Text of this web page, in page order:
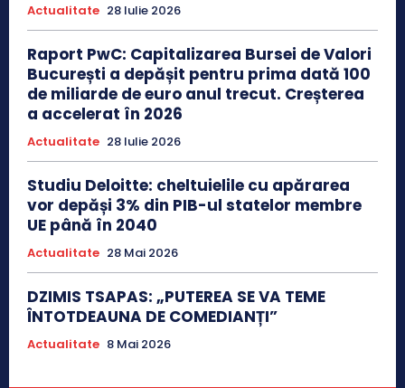
Actualitate 28 Iulie 2026
Raport PwC: Capitalizarea Bursei de Valori
București a depășit pentru prima dată 100
de miliarde de euro anul trecut. Creșterea
a accelerat în 2026
Actualitate 28 Iulie 2026
Studiu Deloitte: cheltuielile cu apărarea
vor depăși 3% din PIB-ul statelor membre
UE până în 2040
Actualitate 28 Mai 2026
DZIMIS TSAPAS: „PUTEREA SE VA TEME
ÎNTOTDEAUNA DE COMEDIANȚI”
Actualitate 8 Mai 2026